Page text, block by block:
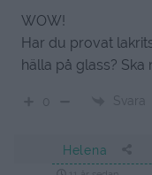
WOW!
Har du provat
hälla på glass?
Svara
Helena